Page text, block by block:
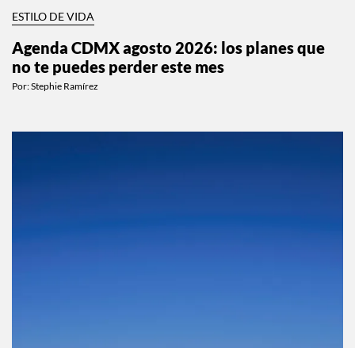
ESTILO DE VIDA
Agenda CDMX agosto 2026: los planes que
no te puedes perder este mes
Por:Stephie Ramírez